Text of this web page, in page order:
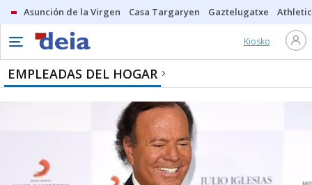
Asunción de la Virgen Casa Targaryen Gaztelugatxe Athletic
Kiosko
EMPLEADAS DEL HOGAR